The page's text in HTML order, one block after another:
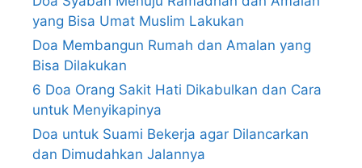
yang Bisa Umat Muslim Lakukan
Doa Membangun Rumah dan Amalan yang
Bisa Dilakukan
6 Doa Orang Sakit Hati Dikabulkan dan Cara
untuk Menyikapinya
Doa untuk Suami Bekerja agar Dilancarkan
dan Dimudahkan Jalannya